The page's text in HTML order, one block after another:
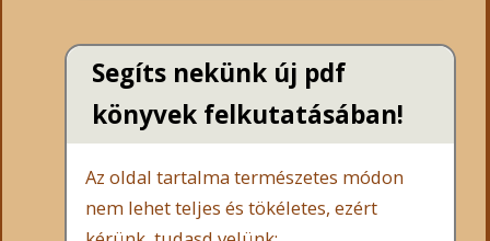
Segíts nekünk új pdf
könyvek felkutatásában!
Az oldal tartalma természetes módon
nem lehet teljes és tökéletes, ezért